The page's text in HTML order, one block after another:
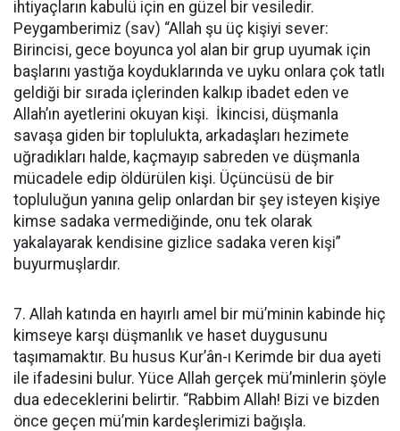
ihtiyaçların kabulü için en güzel bir vesiledir.
Peygamberimiz (sav) “Allah şu üç kişiyi sever:
Birincisi, gece boyunca yol alan bir grup uyumak için
başlarını yastığa koyduklarında ve uyku onlara çok tatlı
geldiği bir sırada içlerinden kalkıp ibadet eden ve
Allah’ın ayetlerini okuyan kişi. İkincisi, düşmanla
savaşa giden bir toplulukta, arkadaşları hezimete
uğradıkları halde, kaçmayıp sabreden ve düşmanla
mücadele edip öldürülen kişi. Üçüncüsü de bir
topluluğun yanına gelip onlardan bir şey isteyen kişiye
kimse sadaka vermediğinde, onu tek olarak
yakalayarak kendisine gizlice sadaka veren kişi”
buyurmuşlardır.
7. Allah katında en hayırlı amel bir mü’minin kabinde hiç
kimseye karşı düşmanlık ve haset duygusunu
taşımamaktır. Bu husus Kur’ân-ı Kerimde bir dua ayeti
ile ifadesini bulur. Yüce Allah gerçek mü’minlerin şöyle
dua edeceklerini belirtir. “Rabbim Allah! Bizi ve bizden
önce geçen mü’min kardeşlerimizi bağışla.